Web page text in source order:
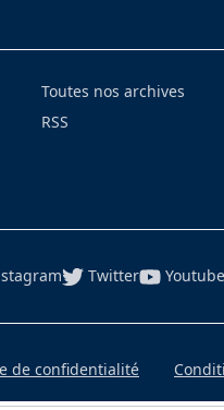
Toutes nos archives
RSS
Twitter Youtube
de confidentialité